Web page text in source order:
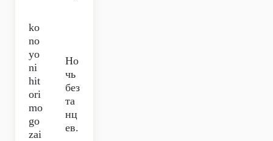
ko
no
yo
ni
hit
ori
mo
go
zai
Но
чь
без
та
нц
ев.